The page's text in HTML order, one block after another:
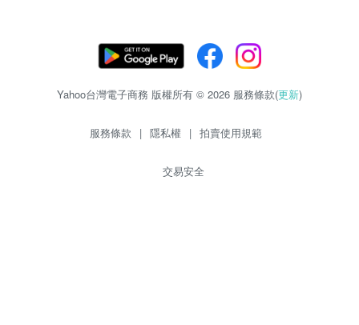
Yahoo台灣電子商務 版權所有 © 2026 服務條款(更新)
服務條款 | 隱私權 | 拍賣使用規範
交易安全